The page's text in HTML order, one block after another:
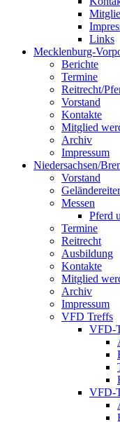
Links
Mecklenburg-
Berichte
Termine
Reitrecht/
Vorstand
Kontakte
Mitglied
Archiv
Impressum
Niedersachsen/
Vorstand
Messen
Pferd
Termine
Reitrecht
Ausbildung
Kontakte
Mitglied
Archiv
Impressum
VFD Treffs
VFD-
VFD-